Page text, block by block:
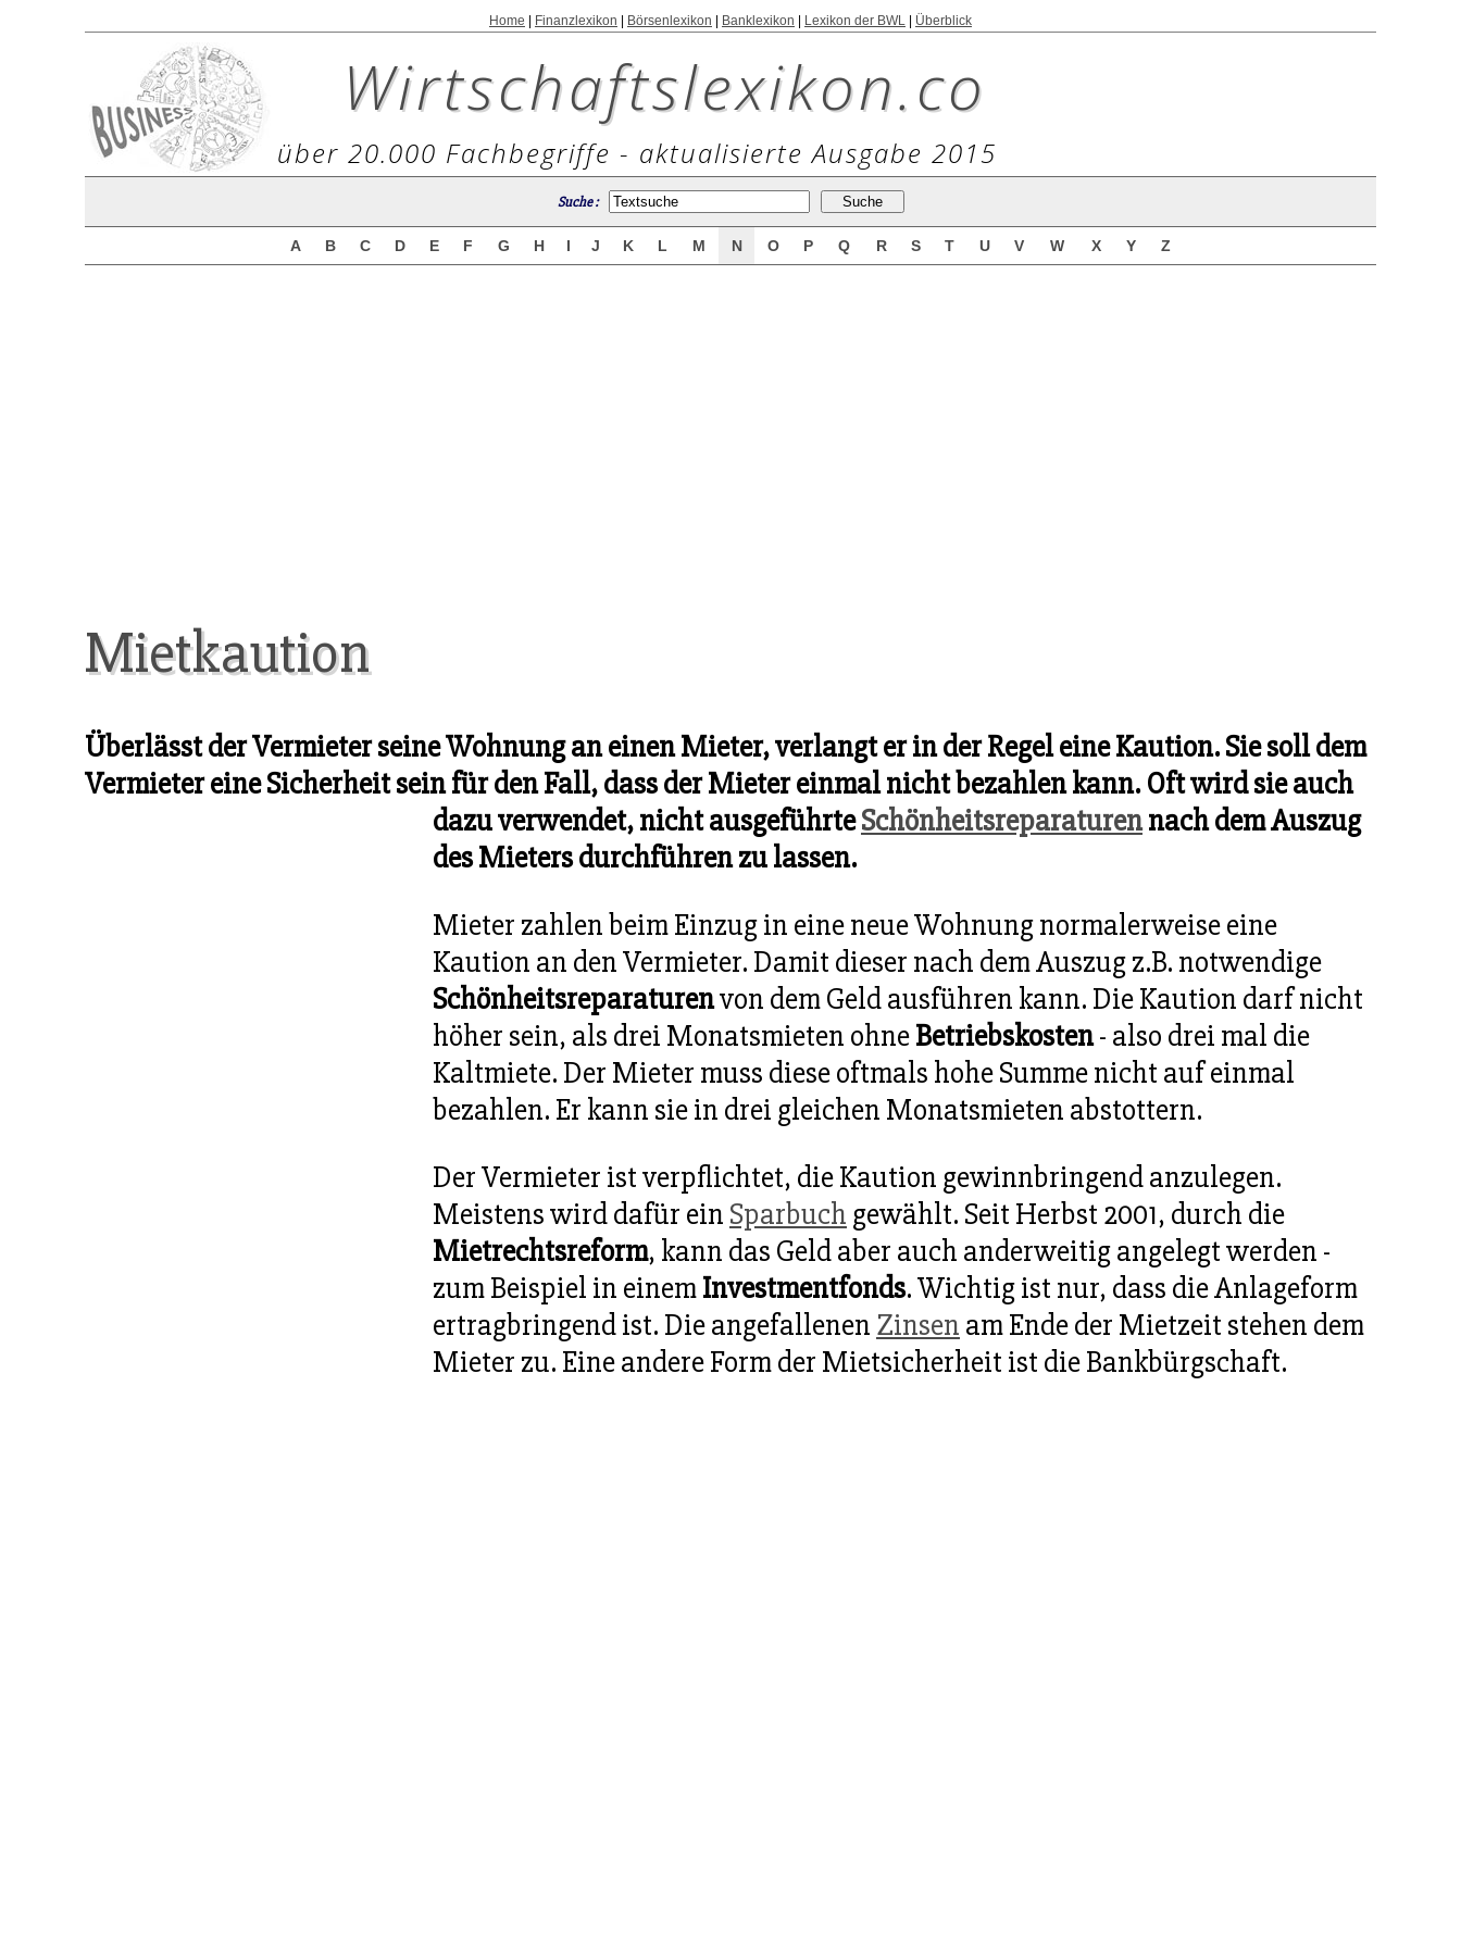
Home Finanzlexikon Börsenlexikon Banklexikon Lexikon der BWL Überblick
Wirtschaftslexikon.co
über 20.000 Fachbegriffe - aktualisierte Ausgabe 2015
Suche :
A B C D E F G H I J K L M N O P Q R S T U V W X Y Z
Mietkaution
Überlässt der Vermieter seine Wohnung an einen Mieter, verlangt er in der Regel eine Kaution. Sie soll dem
Vermieter eine Sicherheit sein für den Fall, dass der Mieter einmal nicht bezahlen kann. Oft wird sie auch
dazu verwendet, nicht ausgeführteSchönheitsreparaturennach dem Auszug
des Mieters durchführen zu lassen.
Mieter zahlen beim Einzug in eine neue Wohnung normalerweise eine
Kaution an den Vermieter. Damit dieser nach dem Auszug z.B. notwendige
Schönheitsreparaturenvon dem Geld ausführen kann. Die Kaution darf nicht
höher sein, als drei Monatsmieten ohneBetriebskosten- also drei mal die
Kaltmiete. Der Mieter muss diese oftmals hohe Summe nicht auf einmal
bezahlen. Er kann sie in drei gleichen Monatsmieten abstottern.
Der Vermieter ist verpflichtet, die Kaution gewinnbringend anzulegen.
Meistens wird dafür ein Sparbuch gewählt. Seit Herbst 2001, durch die
Mietrechtsreform, kann das Geld aber auch anderweitig angelegt werden -
zum Beispiel in einemInvestmentfonds. Wichtig ist nur, dass die Anlageform
ertragbringend ist. Die angefallenen Zinsen am Ende der Mietzeit stehen dem
Mieter zu. Eine andere Form der Mietsicherheit ist die Bankbürgschaft.